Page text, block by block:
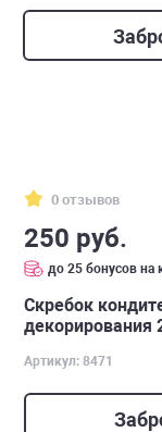
0 отзывов
250 руб.
до 25 бонусов на
Скребок
декорирования
Артикул: 8471